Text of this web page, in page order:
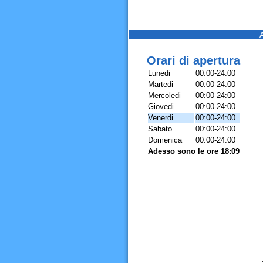
Orari di apertura
Lunedi
00:00-24:00
Martedi
00:00-24:00
Mercoledi
00:00-24:00
Giovedi
00:00-24:00
Venerdi
00:00-24:00
Sabato
00:00-24:00
Domenica
00:00-24:00
Adesso sono le ore 18:09